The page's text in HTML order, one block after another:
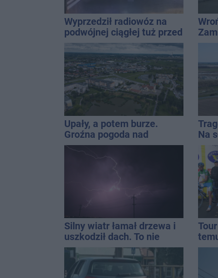
Wyprzedził radiowóz na
podwójnej ciągłej tuż przed
pasami
Upały, a potem burze.
Groźna pogoda nad
naszym regionem
Na
Silny wiatr łamał drzewa i
uszkodził dach. To nie
koniec ostrzeżeń